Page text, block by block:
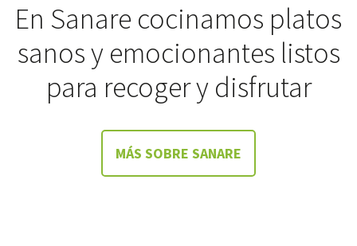
En Sanare cocinamos platos
sanos y emocionantes listos
para recoger y disfrutar
MÁS SOBRE SANARE